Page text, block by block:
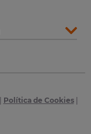
Política de Cookies|